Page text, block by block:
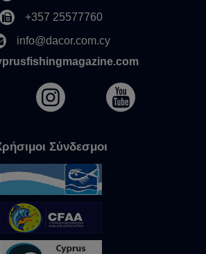
+357 25577760
info@dacor.com.cy
Σύνδεσμοι